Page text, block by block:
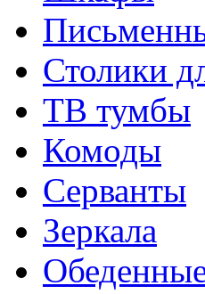
Столики
ТВ тумбы
Комоды
Серванты
Зеркала